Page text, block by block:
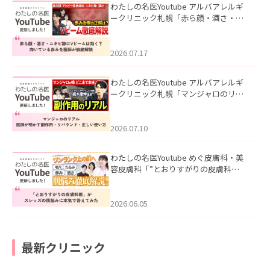
わたしの名医Youtube アルバアレルギ
ークリニック札幌「赤ら顔・酒さ・ニ
した。
2026.07.17
わたしの名医Youtube アルバアレルギ
ークリニック札幌「マンジャロのリア
た。
2026.07.10
わたしの名医Youtube めぐ皮膚科・美
容皮膚科「”とおりすがりの皮膚科
2026.06.05
最新クリニック